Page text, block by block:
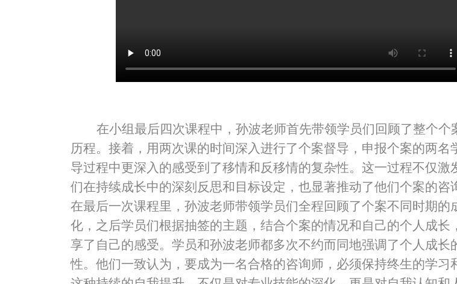
在小组最后四次课程中，孙波老师首先带领学员们回顾了整个个
历程。接着，用两次课的时间深入进行了个案督导，申报个案的两名
导过程中更深入的感受到了移情和反移情的复杂性。这一过程不仅激
们在持续成长中的深刻反思和目标设定，也显著推动了他们个案的咨
在最后一次课程里，孙波老师带领学员们全程回顾了个案不同时期的
化，之后学员们根据抽签的主题，结合个案的情况和自己的个人成长
享了自己的感受。学员和孙波老师都多次不约而同地强调了个人成长
性。他们一致认为，要成为一名合格的咨询师，必须保持终生的学习